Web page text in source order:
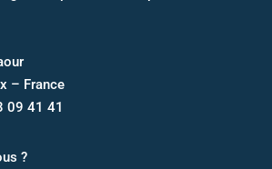
– France
09 41 41
?